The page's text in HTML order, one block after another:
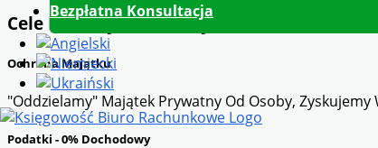
Bezpłatna Konsultacja
Cele Fundacji Rodzinnej
Ochrona Majątku
"Oddzielamy" Majątek Prywatny Od Osoby, Zyskujemy
Podatki - 0% Dochodowy